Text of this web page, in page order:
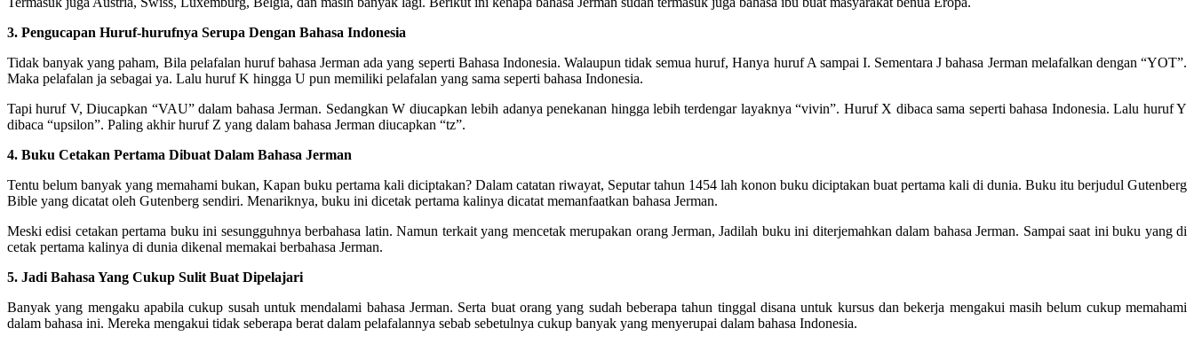
3. Pengucapan Huruf-hurufnya Serupa Dengan Bahasa Indonesia
Tidak banyak yang paham, Bila pelafalan huruf bahasa Jerman ada yang seperti Bahasa Indonesia. Walaupun tidak semua huruf, Hanya huruf A sampai I. Sementara J bahasa Jerman melafalkan dengan “YOT”.
Maka pelafalan ja sebagai ya. Lalu huruf K hingga U pun memiliki pelafalan yang sama seperti bahasa Indonesia.
Tapi huruf V, Diucapkan “VAU” dalam bahasa Jerman. Sedangkan W diucapkan lebih adanya penekanan hingga lebih terdengar layaknya “vivin”. Huruf X dibaca sama seperti bahasa Indonesia. Lalu huruf Y
dibaca “upsilon”. Paling akhir huruf Z yang dalam bahasa Jerman diucapkan “tz”.
4. Buku Cetakan Pertama Dibuat Dalam Bahasa Jerman
Tentu belum banyak yang memahami bukan, Kapan buku pertama kali diciptakan? Dalam catatan riwayat, Seputar tahun 1454 lah konon buku diciptakan buat pertama kali di dunia. Buku itu berjudul Gutenberg
Bible yang dicatat oleh Gutenberg sendiri. Menariknya, buku ini dicetak pertama kalinya dicatat memanfaatkan bahasa Jerman.
Meski edisi cetakan pertama buku ini sesungguhnya berbahasa latin. Namun terkait yang mencetak merupakan orang Jerman, Jadilah buku ini diterjemahkan dalam bahasa Jerman. Sampai saat ini buku yang di
cetak pertama kalinya di dunia dikenal memakai berbahasa Jerman.
5. Jadi Bahasa Yang Cukup Sulit Buat Dipelajari
Banyak yang mengaku apabila cukup susah untuk mendalami bahasa Jerman. Serta buat orang yang sudah beberapa tahun tinggal disana untuk kursus dan bekerja mengakui masih belum cukup memahami
dalam bahasa ini. Mereka mengakui tidak seberapa berat dalam pelafalannya sebab sebetulnya cukup banyak yang menyerupai dalam bahasa Indonesia.